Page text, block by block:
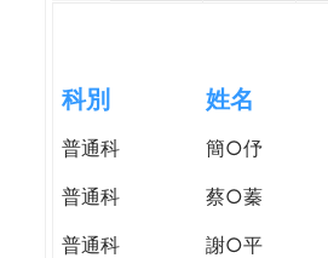
h
e
r
科別 姓名
普通科 簡○伃
普通科
蔡○蓁
普通科
謝○平